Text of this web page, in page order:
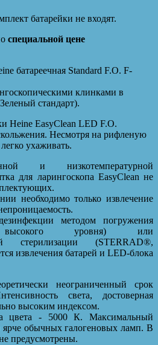
батарейки не входят.
специальной цене
батареечная Standard F.O. F-
клинками в
стандарт).
Heine EasyClean LED F.O.
Несмотря на рифленую
ухаживать.
и низкотемпературной
для ларингоскопа EasyClean не
необходимо только извлечение
методом погружения
высокого уровня) или
стерилизации (STERRAD®,
извлечения батарей и LED-блока
неограниченный срок
света, достоверная
высоким индексом.
цвета - 5000 К. Максимальный
ярче обычных галогеновых ламп. В
предусмотрены.